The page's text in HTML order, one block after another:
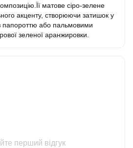
матове сіро-зелене
акценту, створюючи затишок у
папороттю або пальмовими
зеленої аранжировки.
перший відгук